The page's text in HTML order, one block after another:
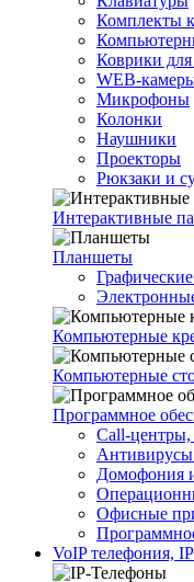
Комплекты
Коврики
WEB-
Микрофоны
Колонки
Наушники
Проекторы
Рюкзаки и
Интерактивные
Планшеты
Компьютерные
Компьютерные
Программное
Call-
Антивирусы
Домофония
Офисные
VoIP телефония,